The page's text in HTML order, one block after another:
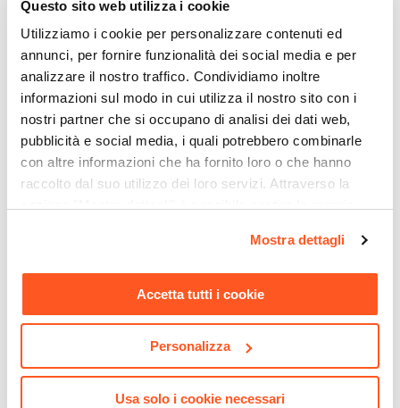
Questo sito web utilizza i cookie
Utilizziamo i cookie per personalizzare contenuti ed
annunci, per fornire funzionalità dei social media e per
analizzare il nostro traffico. Condividiamo inoltre
informazioni sul modo in cui utilizza il nostro sito con i
nostri partner che si occupano di analisi dei dati web,
pubblicità e social media, i quali potrebbero combinarle
con altre informazioni che ha fornito loro o che hanno
raccolto dal suo utilizzo dei loro servizi. Attraverso la
momento. Per maggiori informazioni si invita a leggere la
Mostra dettagli
Accetta tutti i cookie
Personalizza
Usa solo i cookie necessari
Double face|Idrorepellente
posti 150x60 cm in legno
CODICE:GZB-EL
marrone con tende ecrù e
zanzariere - Elite
€ 287,00